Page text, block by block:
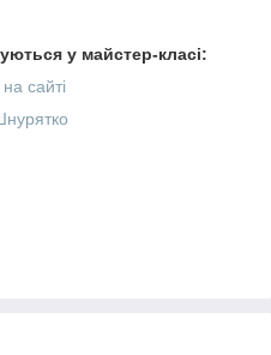
у майстер-класі:
сайті